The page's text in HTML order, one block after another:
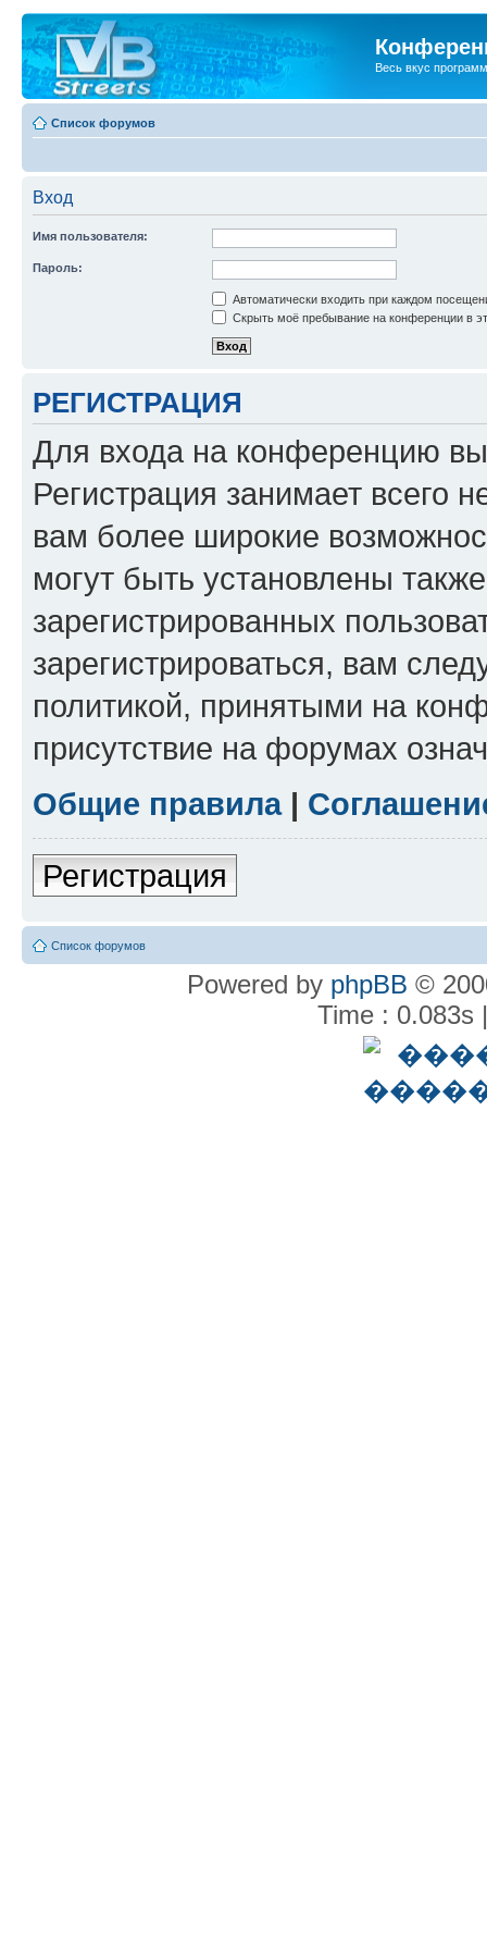
Весь вкус
Список форумов
Вход
Имя пользователя:
Пароль:
Автоматически входить при каждом
Скрыть моё пребывание на конференции в
РЕГИСТРАЦИЯ
Для входа на конференцию
Регистрация занимает всего
вам более широкие
могут быть установлены
зарегистрированных
зарегистрироваться, вам
политикой, принятыми на
присутствие на форумах
Общие правила|
Регистрация
Список форумов
Powered by phpBB ©
Time : 0.083s